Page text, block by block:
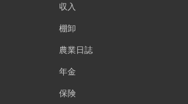
収入
棚卸
農業日誌
年金
保険